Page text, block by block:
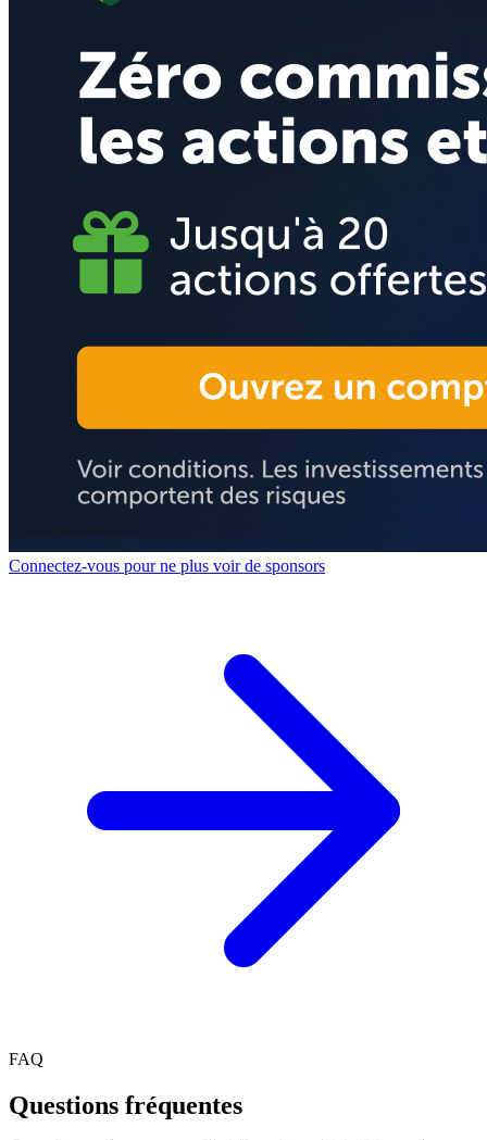
Connectez-vous pour ne plus voir de sponsors
FAQ
Questions fréquentes